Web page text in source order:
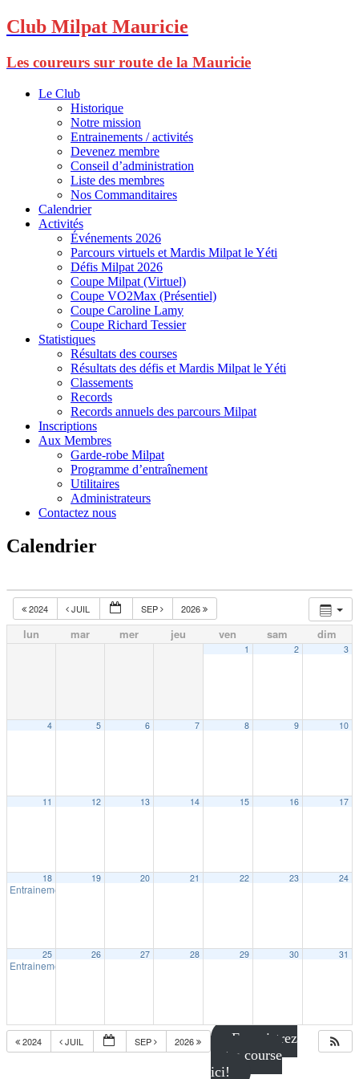
Club Milpat Mauricie
Les coureurs sur route de la Mauricie
Le Club
Historique
Notre mission
Entrainements / activités
Devenez membre
Conseil d’administration
Liste des membres
Nos Commanditaires
Calendrier
Activités
Événements 2026
Parcours virtuels et Mardis Milpat le Yéti
Défis Milpat 2026
Coupe Milpat (Virtuel)
Coupe VO2Max (Présentiel)
Coupe Caroline Lamy
Coupe Richard Tessier
Statistiques
Résultats des courses
Résultats des défis et Mardis Milpat le Yéti
Classements
Records
Records annuels des parcours Milpat
Inscriptions
Aux Membres
Garde-robe Milpat
Programme d’entraînement
Utilitaires
Administrateurs
Contactez nous
Calendrier
2024 JUIL SEP 2026
lun mar mer jeu ven sam dim
1 2 3
4 5 6 7 8 9 10
11 12 13 14 15 16 17
18
Entrainement extérieur à Trois-Rivières
19 20 21 22 23 24
25
Entrainement extérieur à Trois-Rivières
26 27 28 29 30 31
2024 JUIL SEP 2026
Enregistrez
votre course
ici!